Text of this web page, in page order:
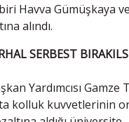
Havva Gümüşkaya
alındı.
SERBEST
Yardımcısı Gamze
kolluk kuvvetlerinin